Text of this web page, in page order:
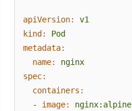
apiVersion:
v1
kind:
Pod
metadata:
name:
nginx
spec:
containers:
-
image:
nginx:alpine